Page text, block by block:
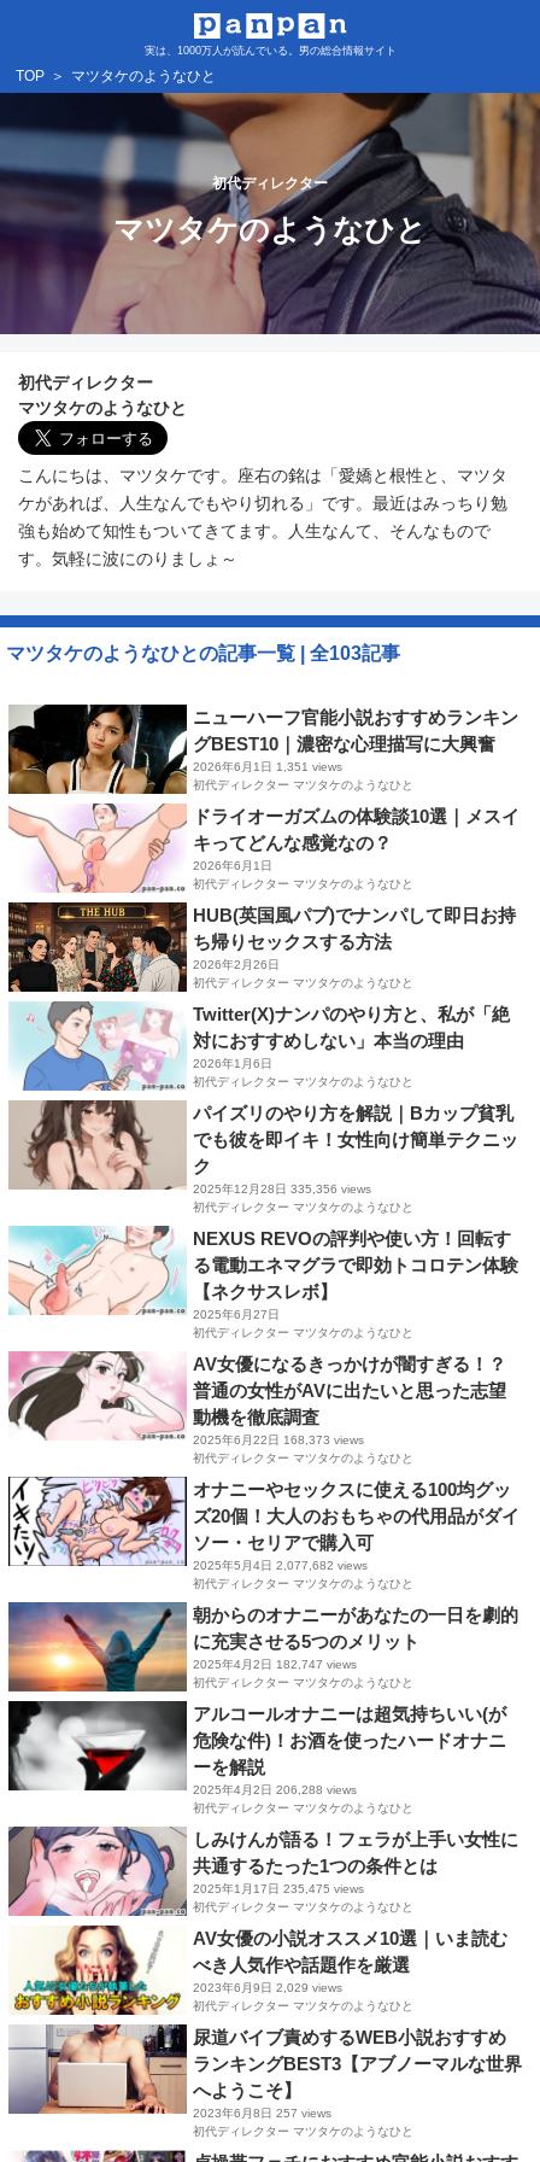
実は、1000万人が読んでいる。男の総合情報サイト
TOP ＞ マツタケのようなひと
初代ディレクター
マツタケのようなひと
初代ディレクター
マツタケのようなひと
こんにちは、マツタケです。座右の銘は「愛嬌と根性と、マツタ
ケがあれば、人生なんでもやり切れる」です。最近はみっちり勉
強も始めて知性もついてきてます。人生なんて、そんなもので
す。気軽に波にのりましょ～
マツタケのようなひとの記事一覧​ | 全103記事​
ニューハーフ官能小説おすすめランキン
グBEST10｜濃密な心理描写に大興奮
2026年6月1日 1,351 views
初代ディレクター マツタケのようなひと
ドライオーガズムの体験談10選｜メスイ
キってどんな感覚なの？
2026年6月1日
初代ディレクター マツタケのようなひと
HUB(英国風パブ)でナンパして即日お持
ち帰りセックスする方法
2026年2月26日
初代ディレクター マツタケのようなひと
Twitter(X)ナンパのやり方と、私が「絶
対におすすめしない」本当の理由
2026年1月6日
初代ディレクター マツタケのようなひと
パイズリのやり方を解説｜Bカップ貧乳
でも彼を即イキ！女性向け簡単テクニッ
ク
2025年12月28日 335,356 views
初代ディレクター マツタケのようなひと
NEXUS REVOの評判や使い方！回転す
る電動エネマグラで即効トコロテン体験
【ネクサスレボ】
2025年6月27日
初代ディレクター マツタケのようなひと
AV女優になるきっかけが闇すぎる！？
普通の女性がAVに出たいと思った志望
動機を徹底調査
2025年6月22日 168,373 views
初代ディレクター マツタケのようなひと
オナニーやセックスに使える100均グッ
ズ20個！大人のおもちゃの代用品がダイ
ソー・セリアで購入可
2025年5月4日 2,077,682 views
初代ディレクター マツタケのようなひと
朝からのオナニーがあなたの一日を劇的
に充実させる5つのメリット
2025年4月2日 182,747 views
初代ディレクター マツタケのようなひと
アルコールオナニーは超気持ちいい(が
危険な件)！お酒を使ったハードオナニ
ーを解説
2025年4月2日 206,288 views
初代ディレクター マツタケのようなひと
しみけんが語る！フェラが上手い女性に
共通するたった1つの条件とは
2025年1月17日 235,475 views
初代ディレクター マツタケのようなひと
AV女優の小説オススメ10選｜いま読む
べき人気作や話題作を厳選
2023年6月9日 2,029 views
初代ディレクター マツタケのようなひと
尿道バイブ責めするWEB小説おすすめ
ランキングBEST3【アブノーマルな世界
へようこそ】
2023年6月8日 257 views
初代ディレクター マツタケのようなひと